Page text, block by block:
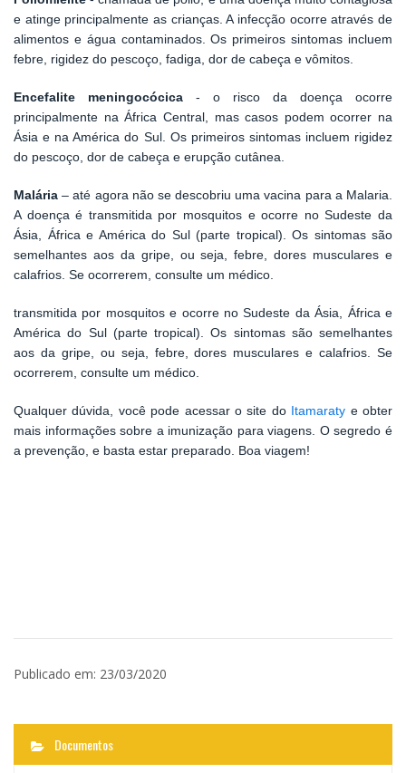
e atinge principalmente as crianças. A infecção ocorre através de
alimentos e água contaminados. Os primeiros sintomas incluem
febre, rigidez do pescoço, fadiga, dor de cabeça e vômitos.
Encefalite meningocócica - o risco da doença ocorre
principalmente na África Central, mas casos podem ocorrer na
Ásia e na América do Sul. Os primeiros sintomas incluem rigidez
do pescoço, dor de cabeça e erupção cutânea.
Malária – até agora não se descobriu uma vacina para a Malaria.
A doença é transmitida por mosquitos e ocorre no Sudeste da
Ásia, África e América do Sul (parte tropical). Os sintomas são
semelhantes aos da gripe, ou seja, febre, dores musculares e
calafrios. Se ocorrerem, consulte um médico.
transmitida por mosquitos e ocorre no Sudeste da Ásia, África e
América do Sul (parte tropical). Os sintomas são semelhantes
aos da gripe, ou seja, febre, dores musculares e calafrios. Se
ocorrerem, consulte um médico.
Qualquer dúvida, você pode acessar o site do Itamaraty e obter
mais informações sobre a imunização para viagens. O segredo é
a prevenção, e basta estar preparado. Boa viagem!
Publicado em: 23/03/2020
Documentos